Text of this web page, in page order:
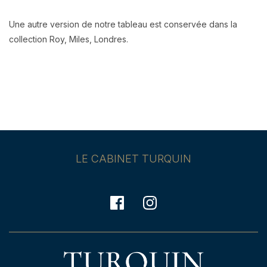
Une autre version de notre tableau est conservée dans la
collection Roy, Miles, Londres.
LE CABINET TURQUIN